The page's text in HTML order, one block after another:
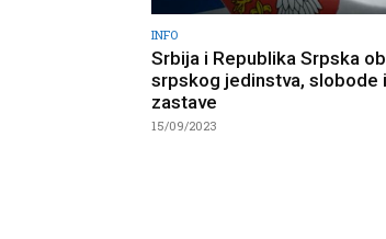
INFO
Srbija i Republika Srpska
srpskog jedinstva, slobode
zastave
15/09/2023